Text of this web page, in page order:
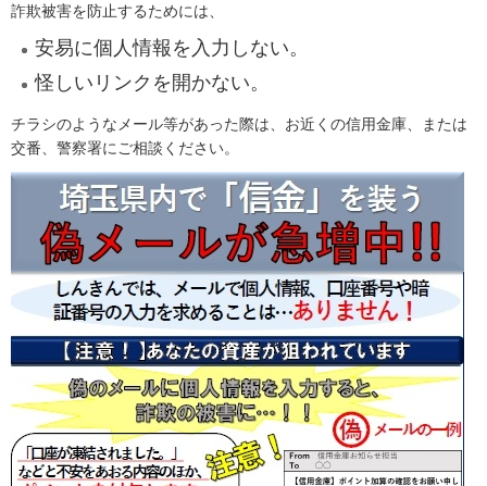
詐欺被害を防止するためには、
安易に個人情報を入力しない。
怪しいリンクを開かない。
チラシのようなメール等があった際は、お近くの信用金庫、または
交番、警察署にご相談ください。